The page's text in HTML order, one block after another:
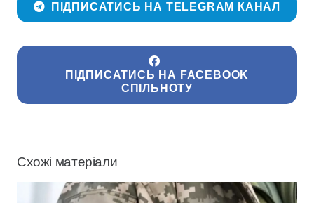
ПІДПИСАТИСЬ НА TELEGRAM КАНАЛ
ПІДПИСАТИСЬ НА FACEBOOK
СПІЛЬНОТУ
Схожі матеріали